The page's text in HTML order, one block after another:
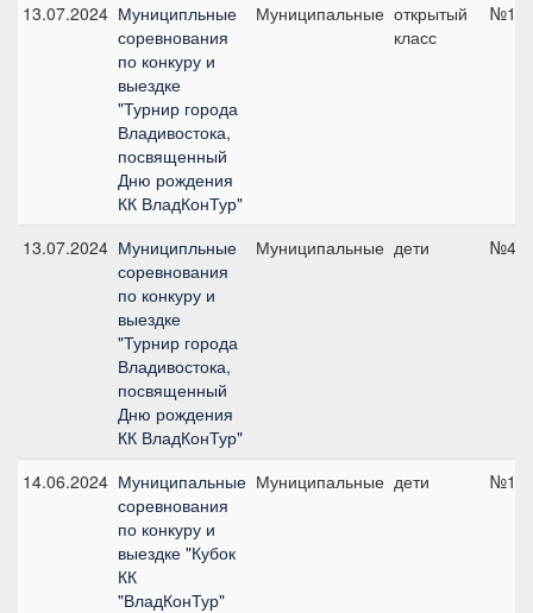
13.07.2024 Муниципльные
соревнования
по конкуру и
выездке
"Турнир города
Владивостока,
посвященный
Дню рождения
КК ВладКонТур"
Муниципальные открытый
класс
№1,
13.07.2024 Муниципльные
соревнования
по конкуру и
выездке
"Турнир города
Владивостока,
посвященный
Дню рождения
КК ВладКонТур"
Муниципальные дети №4,
14.06.2024 Муниципальные
соревнования
по конкуру и
выездке "Кубок
КК
"ВладКонТур"
Муниципальные дети №10,